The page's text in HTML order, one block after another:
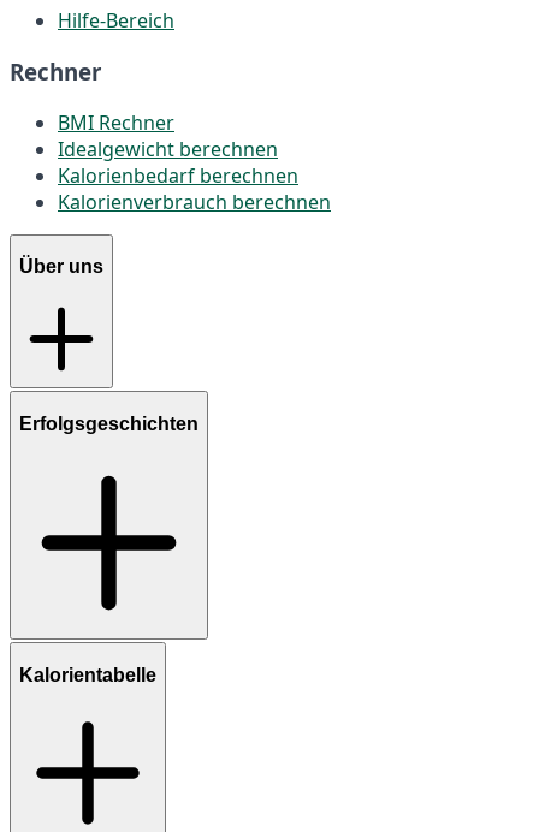
Hilfe-Bereich
Rechner
BMI Rechner
Idealgewicht berechnen
Kalorienbedarf berechnen
Kalorienverbrauch berechnen
Über uns
Erfolgsgeschichten
Kalorientabelle